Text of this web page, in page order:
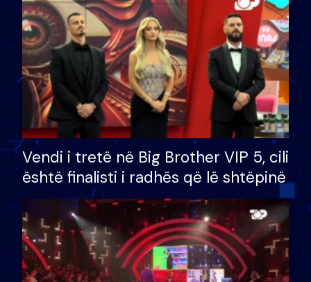
Vendi i tretë në Big Brother VIP 5, cili
është finalisti i radhës që lë shtëpinë